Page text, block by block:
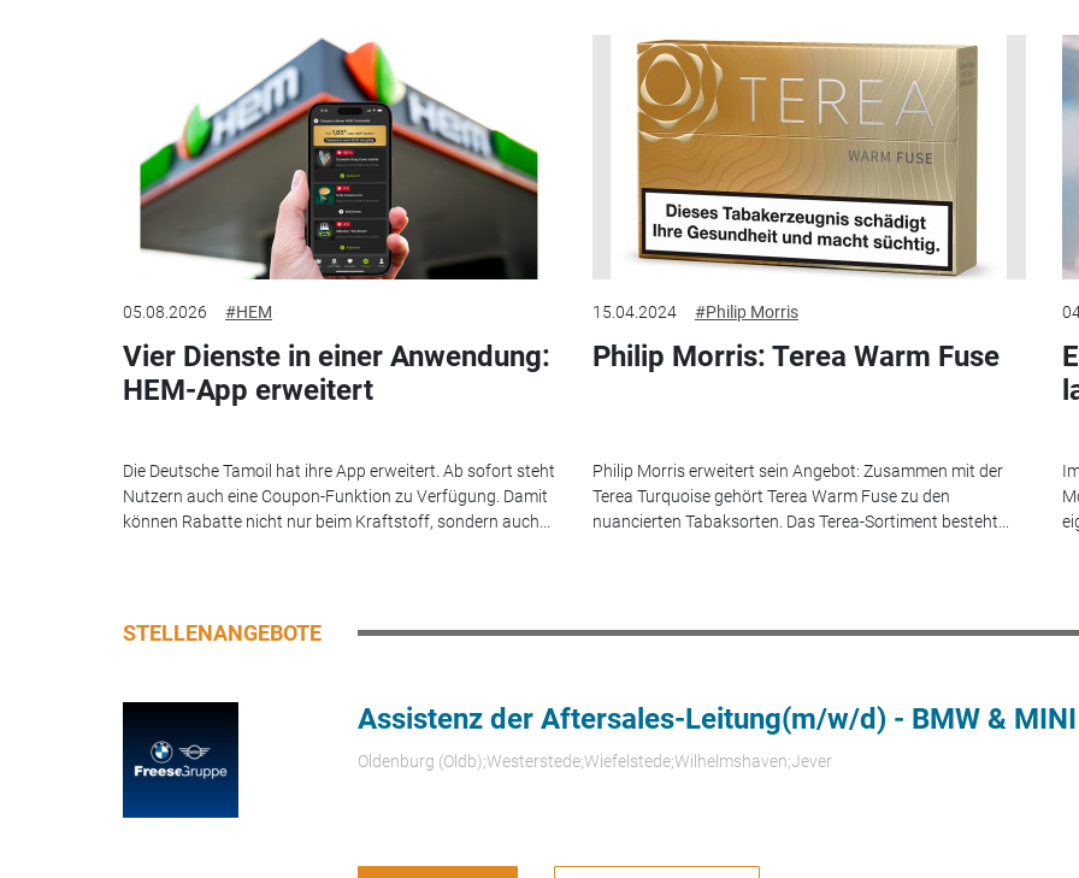
05.08.2026 #HEM
Vier Dienste in einer Anwendung:
HEM-App erweitert
Die Deutsche Tamoil hat ihre App erweitert. Ab sofort steht
Nutzern auch eine Coupon-Funktion zu Verfügung. Damit
können Rabatte nicht nur beim Kraftstoff, sondern auch...
15.04.2024 #Philip Morris
Philip Morris: Terea Warm Fuse
Philip Morris erweitert sein Angebot: Zusammen mit der
Terea Turquoise gehört Terea Warm Fuse zu den
nuancierten Tabaksorten. Das Terea-Sortiment besteht...
STELLENANGEBOTE
Assistenz der Aftersales-Leitung(m/w/d) - BMW & MINI
Oldenburg (Oldb);Westerstede;Wiefelstede;Wilhelmshaven;Jever